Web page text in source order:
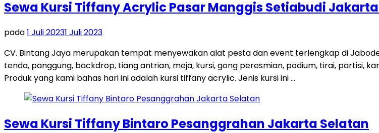
Sewa Kursi Tiffany Acrylic Pasar Manggis Setiabudi
pada1 Juli 20231 Juli 2023
CV. Bintang Jaya merupakan tempat menyewakan alat pesta dan event terlengkap di
tenda, panggung, backdrop, tiang antrian, meja, kursi, gong peresmian, podium, tirai, partisi,
Produk yang kami bahas hari ini adalah kursi tiffany acrylic. Jenis kursi ini …
Sewa Kursi Tiffany Bintaro Pesanggrahan Jakarta Selatan